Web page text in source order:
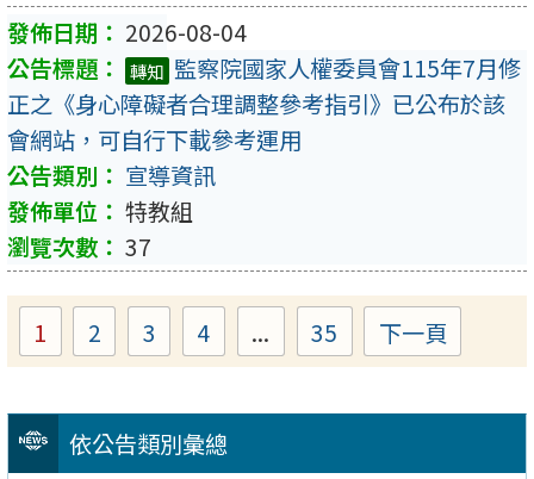
依公告類別彙總
2026-08-04
轉知 監察院國家人權委員會115年7月修
正之《身心障礙者合理調整參考指引》已公布於該
會網站，可自行下載參考運用
宣導資訊
特教組
37
Page
1 Page
2 Page
3 Page
4 ... Page
35 下一頁